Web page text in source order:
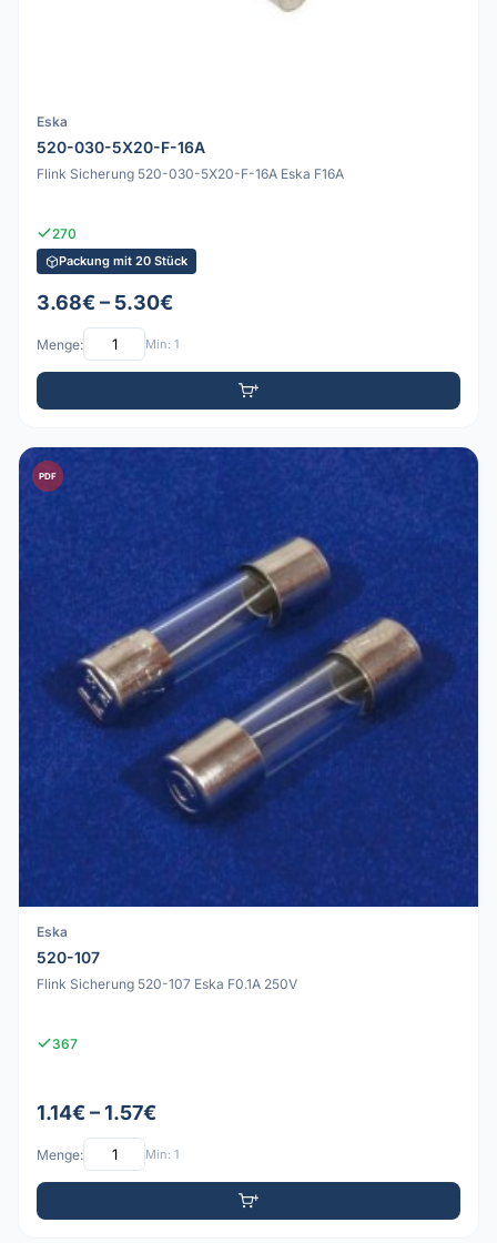
Eska
520-030-5X20-F-16A
Flink Sicherung 520-030-5X20-F-16A Eska F16A
270
Packung mit 20 Stück
3.68€ – 5.30€
Menge: Min: 1
PDF
Eska
520-107
Flink Sicherung 520-107 Eska F0.1A 250V
367
1.14€ – 1.57€
Menge: Min: 1